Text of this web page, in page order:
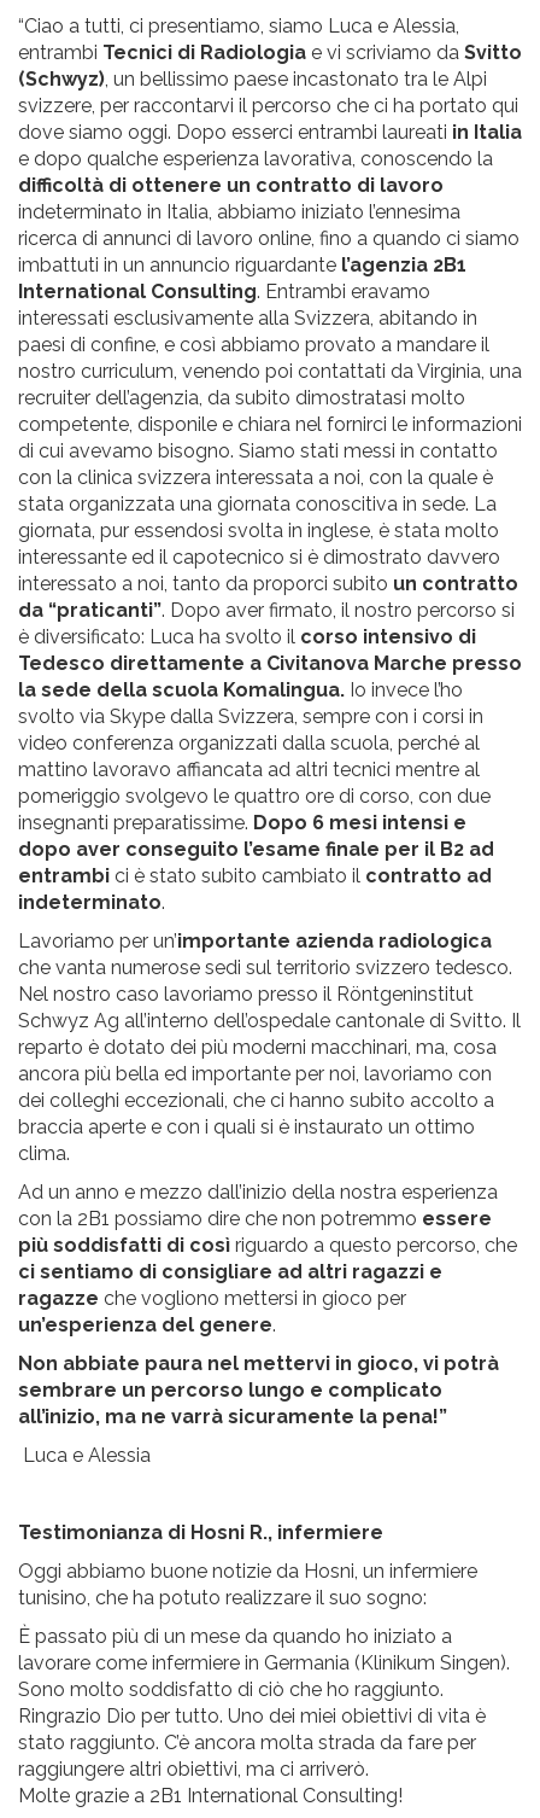
“Ciao a tutti, ci presentiamo, siamo Luca e Alessia,
entrambi Tecnici di Radiologia e vi scriviamo da Svitto
(Schwyz), un bellissimo paese incastonato tra le Alpi
svizzere, per raccontarvi il percorso che ci ha portato qui
dove siamo oggi. Dopo esserci entrambi laureati in Italia
e dopo qualche esperienza lavorativa, conoscendo la
difficoltà di ottenere un contratto di lavoro
indeterminato in Italia, abbiamo iniziato l’ennesima
ricerca di annunci di lavoro online, fino a quando ci siamo
imbattuti in un annuncio riguardante l’agenzia 2B1
International Consulting. Entrambi eravamo
interessati esclusivamente alla Svizzera, abitando in
paesi di confine, e così abbiamo provato a mandare il
nostro curriculum, venendo poi contattati da Virginia, una
recruiter dell’agenzia, da subito dimostratasi molto
competente, disponile e chiara nel fornirci le informazioni
di cui avevamo bisogno. Siamo stati messi in contatto
con la clinica svizzera interessata a noi, con la quale è
stata organizzata una giornata conoscitiva in sede. La
giornata, pur essendosi svolta in inglese, è stata molto
interessante ed il capotecnico si è dimostrato davvero
interessato a noi, tanto da proporci subito un contratto
da “praticanti”. Dopo aver firmato, il nostro percorso si
è diversificato: Luca ha svolto il corso intensivo di
Tedesco direttamente a Civitanova Marche presso
la sede della scuola Komalingua. Io invece l’ho
svolto via Skype dalla Svizzera, sempre con i corsi in
video conferenza organizzati dalla scuola, perché al
mattino lavoravo affiancata ad altri tecnici mentre al
pomeriggio svolgevo le quattro ore di corso, con due
insegnanti preparatissime. Dopo 6 mesi intensi e
dopo aver conseguito l’esame finale per il B2 ad
entrambi ci è stato subito cambiato il contratto ad
indeterminato.
Lavoriamo per un’importante azienda radiologica
che vanta numerose sedi sul territorio svizzero tedesco.
Nel nostro caso lavoriamo presso il Röntgeninstitut
Schwyz Ag all’interno dell’ospedale cantonale di Svitto. Il
reparto è dotato dei più moderni macchinari, ma, cosa
ancora più bella ed importante per noi, lavoriamo con
dei colleghi eccezionali, che ci hanno subito accolto a
braccia aperte e con i quali si è instaurato un ottimo
clima.
Ad un anno e mezzo dall’inizio della nostra esperienza
con la 2B1 possiamo dire che non potremmo essere
più soddisfatti di così riguardo a questo percorso, che
ci sentiamo di consigliare ad altri ragazzi e
ragazze che vogliono mettersi in gioco per
un’esperienza del genere.
Non abbiate paura nel mettervi in gioco, vi potrà
sembrare un percorso lungo e complicato
all’inizio, ma ne varrà sicuramente la pena!”
Luca e Alessia
Testimonianza di Hosni R., infermiere
Oggi abbiamo buone notizie da Hosni, un infermiere
tunisino, che ha potuto realizzare il suo sogno:
È passato più di un mese da quando ho iniziato a
lavorare come infermiere in Germania (Klinikum Singen).
Sono molto soddisfatto di ciò che ho raggiunto.
Ringrazio Dio per tutto. Uno dei miei obiettivi di vita è
stato raggiunto. C’è ancora molta strada da fare per
raggiungere altri obiettivi, ma ci arriverò.
Molte grazie a 2B1 International Consulting!